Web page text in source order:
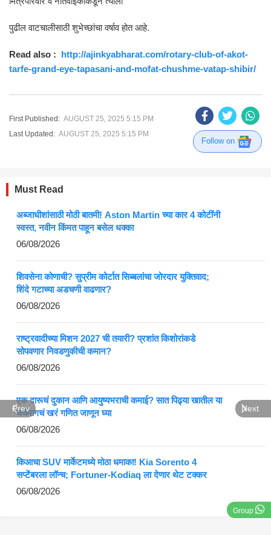
Group
पुढील वाटचालीसाठी शुभेच्छांचा वर्षाव होत आहे.
Read also : http://ajinkyabharat.com/rotary-club-of-akot-
tarfe-grand-eye-tapasani-and-mofat-chushme-vatap-shibir/
First Published: AUGUST 25, 2025 5:15 PM
Last Updated: AUGUST 25, 2025 5:15 PM
Follow on
Prev Next
Must Read
अब्जाधीशांसाठी मोठी बातमी! Aston Martin च्या कार 4 कोटींनी
स्वस्त, नवीन किंमत पाहून बसेल धक्का
06/08/2026
शिवसेना कोणाची? सुप्रीम कोर्टात सिब्बलांचा जोरदार युक्तिवाद;
शिंदे गटाच्या अडचणी वाढणार?
06/08/2026
राष्ट्रवादीच्या मिशन 2027 ची तयारी? प्रशांत किशोरांकडे
सोपवणार निवडणुकीची कमान?
06/08/2026
एक दारूचं दुकान आणि आयुष्यभराची कमाई? सात पिढ्या खातील या
चर्चेमागचं खरं गणित जाणून घ्या
06/08/2026
किआचा SUV मार्केटमध्ये मोठा धमाका! Kia Sorento 4
सप्टेंबरला लॉन्च; Fortuner-Kodiaq ला देणार थेट टक्कर
06/08/2026